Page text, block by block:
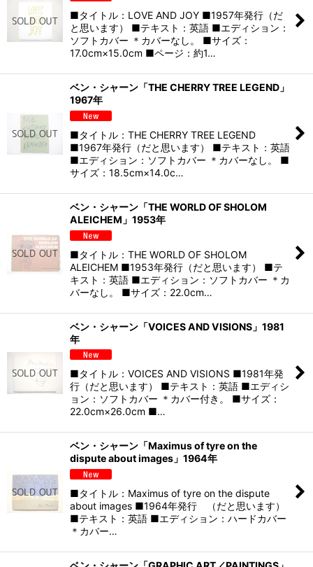
■タイトル：LOVE AND JOY ■1957年発行（だ
と思います） ■テキスト：英語 ■エディション：
ソフトカバー ＊カバーなし。 ■サイズ：
17.0cm×15.0cm ■ページ：約1…
ベン・シャーン「THE CHERRY TREE LEGEND」
1967年
■タイトル：THE CHERRY TREE LEGEND
■1967年発行（だと思います） ■テキスト：英語
■エディション：ソフトカバー ＊カバーなし。 ■
サイズ：18.5cm×14.0c…
ベン・シャーン「THE WORLD OF SHOLOM
ALEICHEM」1953年
■タイトル：THE WORLD OF SHOLOM
ALEICHEM ■1953年発行（だと思います） ■テ
キスト：英語 ■エディション：ソフトカバー ＊カ
バーなし。 ■サイズ：22.0cm…
ベン・シャーン「VOICES AND VISIONS」1981
年
■タイトル：VOICES AND VISIONS ■1981年発
行（だと思います） ■テキスト：英語 ■エディシ
ョン：ソフトカバー ＊カバー付き。 ■サイズ：
22.0cm×26.0cm ■…
ベン・シャーン「Maximus of tyre on the
dispute about images」1964年
■タイトル：Maximus of tyre on the dispute
about images ■1964年発行 （だと思います）
■テキスト：英語 ■エディション：ハードカバー
＊カバー…